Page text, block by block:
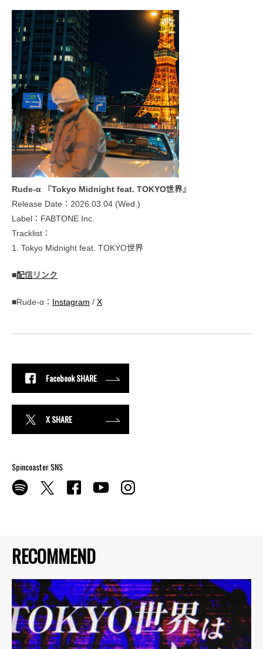
RECOMMEND
Rude-α 『Tokyo Midnight feat. TOKYO世界』
Release Date：2026.03.04 (Wed.)
Label：FABTONE Inc.
Tracklist：
1. Tokyo Midnight feat. TOKYO世界
■配信リンク
■Rude-α： Instagram / X
Facebook SHARE
X SHARE
Spincoaster SNS